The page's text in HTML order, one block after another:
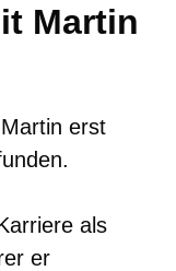
Martin
erst
als
er